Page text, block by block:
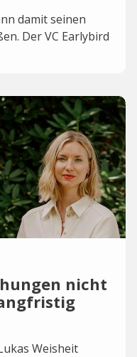
damit seinen
Der VC Earlybird
nicht
Weisheit